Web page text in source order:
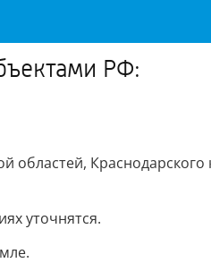
РФ:
областей,
уточнятся.